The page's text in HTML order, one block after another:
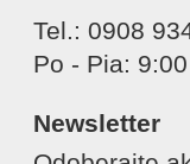
Tel.: 0908
Po - Pia:
Newsletter